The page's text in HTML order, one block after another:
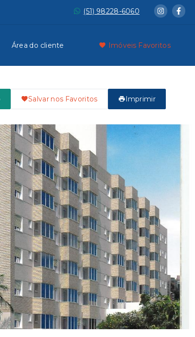
(51) 98228-6060
Área do cliente Imóveis Favoritos
Salvar nos Favoritos Imprimir